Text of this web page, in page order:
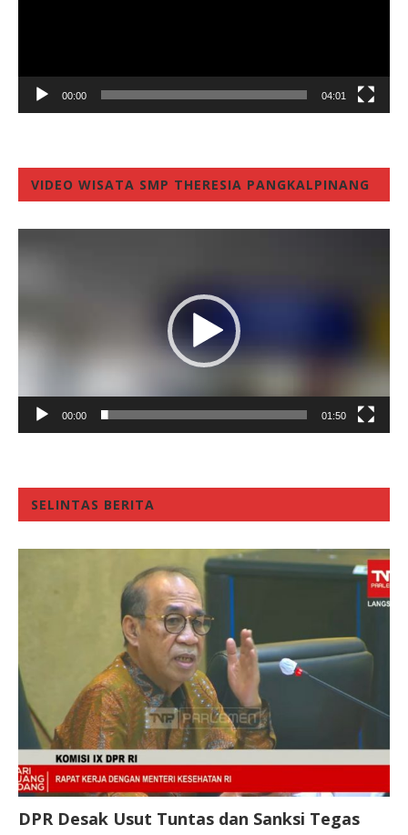
00:00 04:01
VIDEO WISATA SMP THERESIA PANGKALPINANG
00:00 01:50
SELINTAS BERITA
DPR Desak Usut Tuntas dan Sanksi Tegas